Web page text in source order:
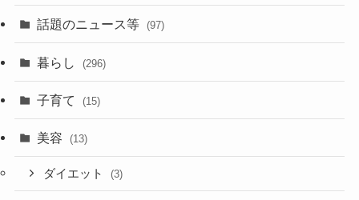
話題のニュース等 (97)
暮らし (296)
子育て (15)
美容 (13)
ダイエット (3)